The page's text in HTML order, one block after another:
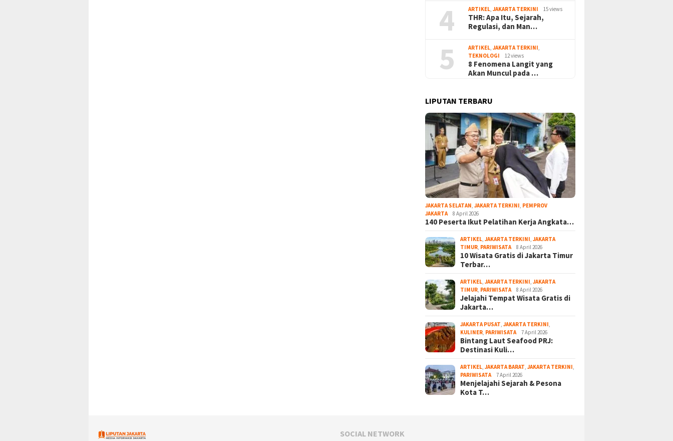
4 ARTIKEL ,JAKARTA TERKINI 15 views
THR: Apa Itu, Sejarah,
Regulasi, dan Man…
5 ARTIKEL ,JAKARTA TERKINI
TEKNOLOGI
12 views
8 Fenomena Langit yang
Akan Muncul pada …
LIPUTAN TERBARU
JAKARTA SELATAN ,JAKARTA TERKINI PEMPROV
JAKARTA
8 April 2026
140 Peserta Ikut Pelatihan Kerja Angkata…
ARTIKEL ,JAKARTA TERKINI ,JAKARTA
TIMUR PARIWISATA 8 April 2026
10 Wisata Gratis di Jakarta Timur
Terbar…
ARTIKEL ,JAKARTA TERKINI ,JAKARTA
TIMUR PARIWISATA 8 April 2026
Jelajahi Tempat Wisata Gratis di
Jakarta…
JAKARTA PUSAT ,JAKARTA TERKINI
KULINER PARIWISATA 7 April 2026
Bintang Laut Seafood PRJ:
Destinasi Kuli…
ARTIKEL ,JAKARTA BARAT ,JAKARTA TERKINI
PARIWISATA
7 April 2026
Menjelajahi Sejarah & Pesona
Kota T…
SOCIAL NETWORK